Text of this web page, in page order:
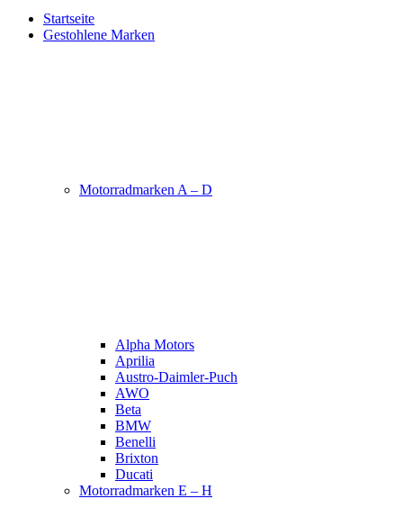
Startseite
Gestohlene Marken
Motorradmarken A – D
Alpha Motors
Aprilia
Austro-Daimler-Puch
AWO
Beta
BMW
Benelli
Brixton
Ducati
Motorradmarken E – H